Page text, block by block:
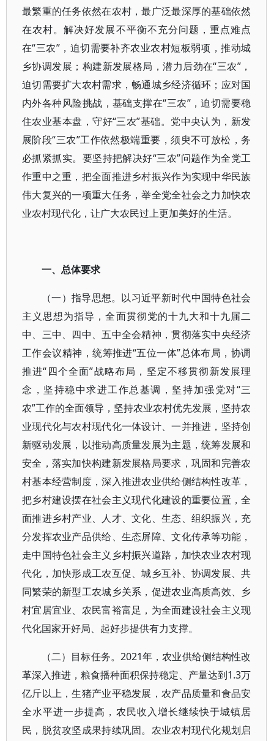
最繁重的任务依然在农村，最广泛最深厚的基础依然
在农村。解决好发展不平衡不充分问题，重点难点
在“三农”，迫切需要补齐农业农村短板弱项，推动城
乡协调发展；构建新发展格局，潜力后劲在“三农”，
迫切需要扩大农村需求，畅通城乡经济循环；应对国
内外各种风险挑战，基础支撑在“三农”，迫切需要稳
住农业基本盘，守好“三农”基础。党中央认为，新发
展阶段“三农”工作依然极端重要，须臾不可放松，务
必抓紧抓实。要坚持把解决好“三农”问题作为全党工
作重中之重，把全面推进乡村振兴作为实现中华民族
伟大复兴的一项重大任务，举全党全社会之力加快农
业农村现代化，让广大农民过上更加美好的生活。
一、总体要求
（一）指导思想。以习近平新时代中国特色社会
主义思想为指导，全面贯彻党的十九大和十九届二
中、三中、四中、五中全会精神，贯彻落实中央经济
工作会议精神，统筹推进“五位一体”总体布局，协调
推进“四个全面”战略布局，坚定不移贯彻新发展理
念，坚持稳中求进工作总基调，坚持加强党对“三
农”工作的全面领导，坚持农业农村优先发展，坚持农
业现代化与农村现代化一体设计、一并推进，坚持创
新驱动发展，以推动高质量发展为主题，统筹发展和
安全，落实加快构建新发展格局要求，巩固和完善农
村基本经营制度，深入推进农业供给侧结构性改革，
把乡村建设摆在社会主义现代化建设的重要位置，全
面推进乡村产业、人才、文化、生态、组织振兴，充
分发挥农业产品供给、生态屏障、文化传承等功能，
走中国特色社会主义乡村振兴道路，加快农业农村现
代化，加快形成工农互促、城乡互补、协调发展、共
同繁荣的新型工农城乡关系，促进农业高质高效、乡
村宜居宜业、农民富裕富足，为全面建设社会主义现
代化国家开好局、起好步提供有力支撑。
（二）目标任务。2021年，农业供给侧结构性改
革深入推进，粮食播种面积保持稳定、产量达到1.3万
亿斤以上，生猪产业平稳发展，农产品质量和食品安
全水平进一步提高，农民收入增长继续快于城镇居
民，脱贫攻坚成果持续巩固。农业农村现代化规划启